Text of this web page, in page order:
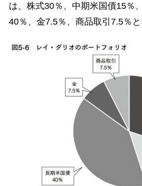
は、株式30％、中期米国債15％
40％、金7.5％、商品取引7.5％と